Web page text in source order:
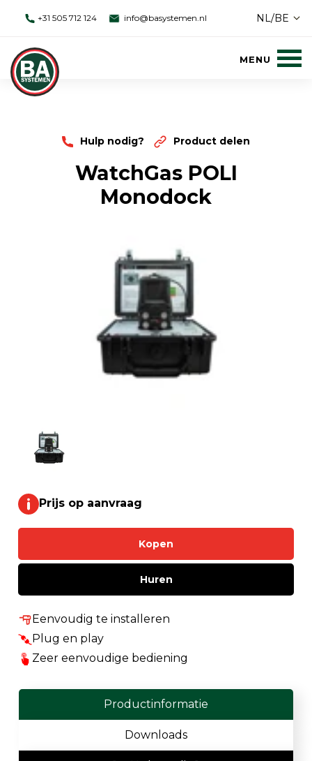
+31 505 712 124 info@basystemen.nl NL/BE
Hulp nodig? Product delen
WatchGas POLI
Monodock
Prijs op aanvraag
Huren
Kopen
Eenvoudig te installeren
Plug en play
Zeer eenvoudige bediening
Productinformatie
Downloads